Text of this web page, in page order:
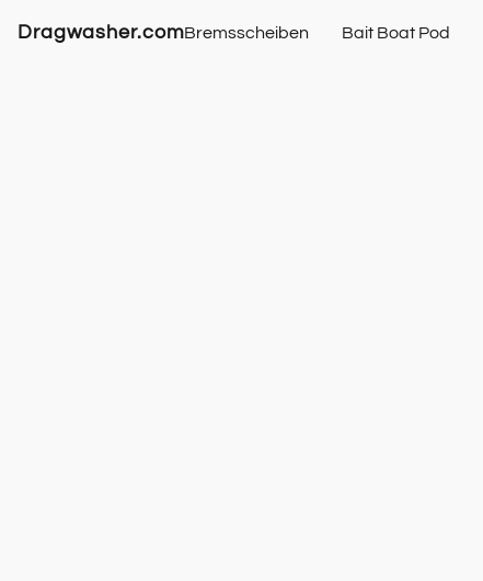
Dragwasher.comBremsscheiben Bait Boat Pod